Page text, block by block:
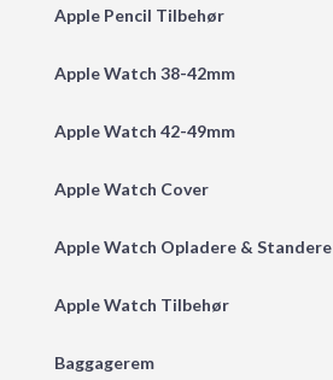
Apple Pencil Tilbehør
Apple Watch 38-42mm
Apple Watch 42-49mm
Apple Watch Cover
Apple Watch Opladere & Standere
Apple Watch Tilbehør
Baggagerem